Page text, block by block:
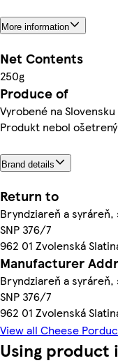
More information
Net Contents
250g
Produce of
Vyrobené na Slovensku
Produkt nebol
Brand details
Return to
Bryndziareň a syráreň,
SNP 376/7
962 01 Zvolenská
Manufacturer
Bryndziareň a syráreň,
SNP 376/7
962 01 Zvolenská
View all Cheese
Using product